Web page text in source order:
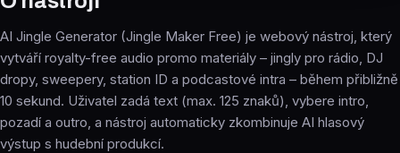
AI Jingle Generator (Jingle Maker Free) je webový nástroj, který
vytváří royalty-free audio promo materiály – jingly pro rádio, DJ
dropy, sweepery, station ID a podcastové intra – během přibližně
10 sekund. Uživatel zadá text (max. 125 znaků), vybere intro,
pozadí a outro, a nástroj automaticky zkombinuje AI hlasový
výstup s hudební produkcí.